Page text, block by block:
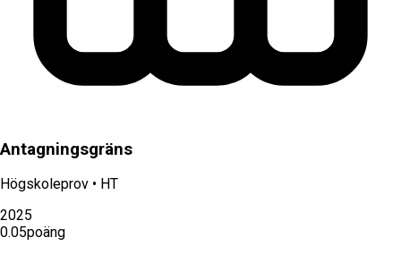
Antagningsgräns
Högskoleprov • HT
2025
0.05poäng